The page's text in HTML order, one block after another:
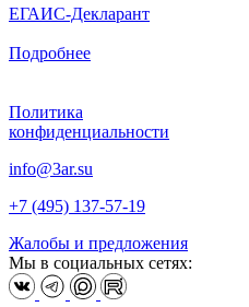
ЕГАИС-Декларант
Подробнее
Политика
конфиденциальности
info@3ar.su
+7 (495) 137-57-19
Жалобы и предложения
Мы в социальных сетях: